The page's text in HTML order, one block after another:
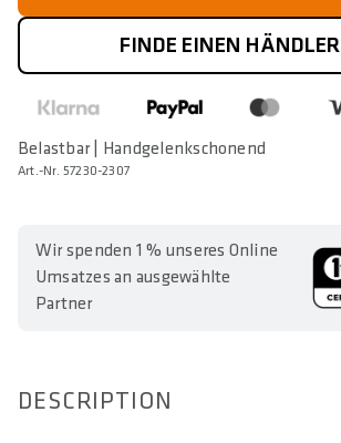
FINDE EINEN HÄNDLER
Belastbar | Handgelenkschonend
Art.-Nr. 57230-2307
Wir spenden 1 % unseres Online
Umsatzes an ausgewählte
Partner
DESCRIPTION